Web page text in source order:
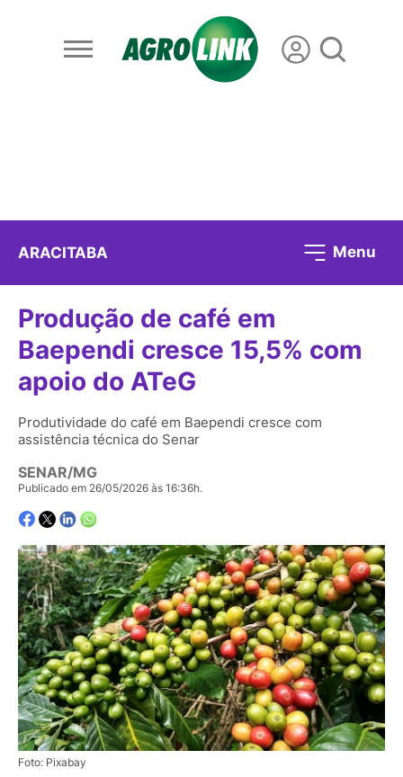
ARACITABA Menu
Produção de café em
Baependi cresce 15,5% com
apoio do ATeG
Produtividade do café em Baependi cresce com
assistência técnica do Senar
SENAR/MG
Publicado em 26/05/2026 às 16:36h.
Foto: Pixabay